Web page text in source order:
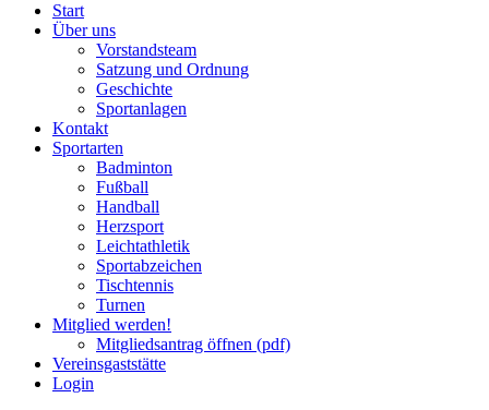
Start
Über uns
Vorstandsteam
Satzung und Ordnung
Geschichte
Sportanlagen
Kontakt
Sportarten
Badminton
Fußball
Handball
Herzsport
Leichtathletik
Sportabzeichen
Tischtennis
Turnen
Mitglied werden!
Mitgliedsantrag öffnen (pdf)
Vereinsgaststätte
Login